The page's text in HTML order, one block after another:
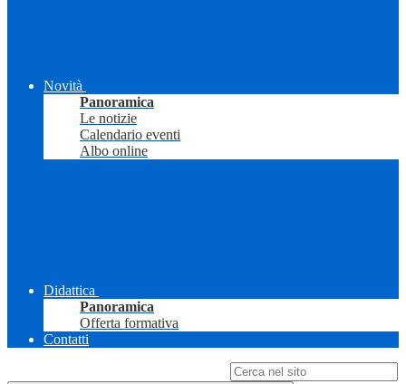
Novità
Panoramica
Le notizie
Calendario eventi
Albo online
Didattica
Panoramica
Offerta formativa
Contatti